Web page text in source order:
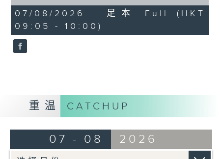
55
minutes,
0
seconds
07/08/2026 - 足本 Full (HKT
09:05 - 10:00)
重温 CATCHUP
07 - 08 2026